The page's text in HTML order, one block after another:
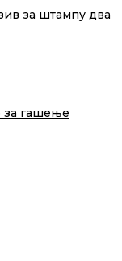
за штампу два
за гашење